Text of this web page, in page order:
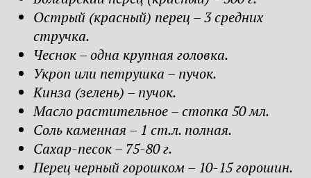
Острый (красный) перец – 3 средних
стручка.
Чеснок – одна крупная головка.
Укроп или петрушка – пучок.
Кинза (зелень) – пучок.
Масло растительное – стопка 50 мл.
Соль каменная – 1 ст.л. полная.
Сахар-песок – 75-80 г.
Перец черный горошком – 10-15 горошин.